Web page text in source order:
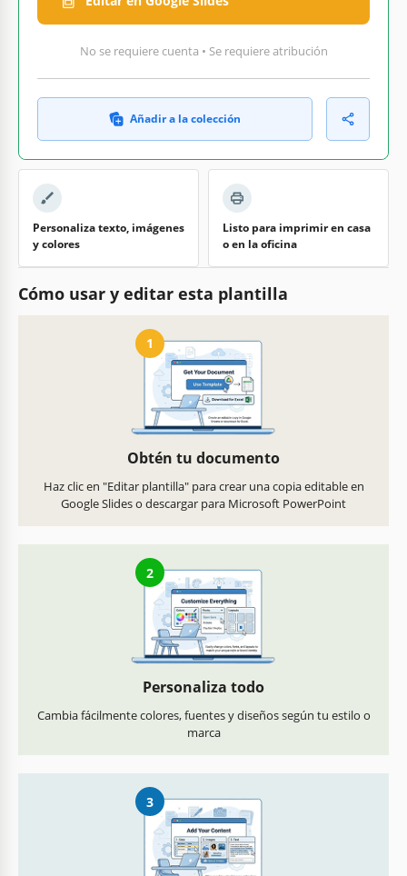
No se requiere cuenta • Se requiere atribución
Añadir a la colección
Personaliza texto, imágenes
y colores
Listo para imprimir en casa
o en la oficina
Cómo usar y editar esta plantilla
1
Obtén tu documento
Haz clic en "Editar plantilla" para crear una copia editable en
Google Slides o descargar para Microsoft PowerPoint
2
Personaliza todo
Cambia fácilmente colores, fuentes y diseños según tu estilo o
marca
3